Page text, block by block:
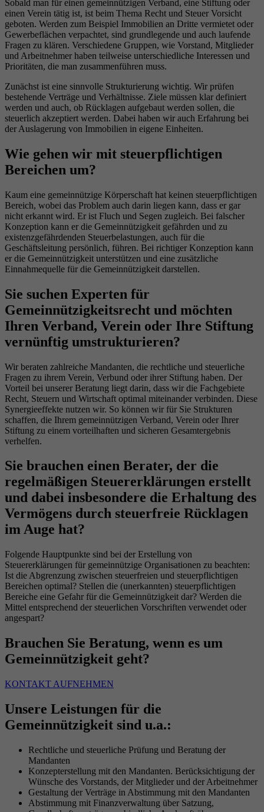
Sobald man für einen gemeinnützigen Verband, eine Stiftung oder
einen Verein tätig ist, ist beim Thema Recht und Steuer Vorsicht
geboten. Werden zum Beispiel Immobilien an Dritte vermietet oder
Gewerbeflächen verpachtet, sind grundlegende und auch laufende
Fragen zu klären. Verschiedene Gruppen, wie Vorstand, Mitglieder
und Arbeitnehmer haben teilweise unterschiedliche Interessen und
Prioritäten, die man zusammenführen muss.
Zunächst ist eine sinnvolle Strukturierung wichtig. Wir prüfen
bestehende Verträge und Verhältnisse. Ziele müssen klar definiert
werden und auch, ob Rücklagen aufgebaut werden sollen, die
steuerlich akzeptiert werden. Dabei haben wir auch Erfahrung bei
der Auslagerung von Immobilien in eigene Einheiten.
Wie gehen wir mit steuerpflichtigen
Bereichen um?
Kaum eine gemeinnützige Körperschaft hat keinen steuerpflichtigen
Bereich, wobei das Problem auch darin liegen kann, dass er gar
nicht erkannt wird. Er ist Fluch und Segen zugleich. Bei falscher
Konzeption kann er die Gemeinnützigkeit gefährden und zu
existenzgefährdenden Steuerbelastungen, auch für die
Geschäftsleitung persönlich, führen. Bei richtiger Konzeption kann
er die Gemeinnützigkeit unterstützen und eine zusätzliche
Einnahmequelle für die Gemeinnützigkeit darstellen.
Sie suchen Experten für
Gemeinnützigkeitsrecht und möchten
Ihren Verband, Verein oder Ihre Stiftung
vernünftig umstrukturieren?
Wir beraten zahlreiche Mandanten, die rechtliche und steuerliche
Fragen zu ihrem Verein, Verbund oder ihrer Stiftung haben. Der
Vorteil bei unserer Beratung liegt darin, dass wir die Fachgebiete
Recht, Steuern und Wirtschaft optimal miteinander verbinden. Diese
Synergieeffekte nutzen wir. So können wir für Sie Strukturen
schaffen, die Ihrem gemeinnützigen Verband, Verein oder Ihrer
Stiftung zu einem vorteilhaften und sicheren Gesamtergebnis
verhelfen.
Sie brauchen einen Berater, der die
regelmäßigen Steuererklärungen erstellt
und dabei insbesondere die Erhaltung des
Vermögens durch steuerfreie Rücklagen
im Auge hat?
Folgende Hauptpunkte sind bei der Erstellung von
Steuererklärungen für gemeinnützige Organisationen zu beachten:
Ist die Abgrenzung zwischen steuerfreien und steuerpflichtigen
Bereichen optimal? Stellen die (unerkannten) steuerpflichtigen
Bereiche eine Gefahr für die Gemeinnützigkeit dar? Werden die
Mittel entsprechend der steuerlichen Vorschriften verwendet oder
angespart?
Brauchen Sie Beratung, wenn es um
Gemeinnützigkeit geht?
KONTAKT AUFNEHMEN
Unsere Leistungen für die
Gemeinnützigkeit sind u.a.:
Rechtliche und steuerliche Prüfung und Beratung der
Mandanten
Konzepterstellung mit den Mandanten. Berücksichtigung der
Wünsche des Vorstands, der Mitglieder und der Arbeitnehmer
Gestaltung der Verträge in Abstimmung mit den Mandanten
Abstimmung mit Finanzverwaltung über Satzung,